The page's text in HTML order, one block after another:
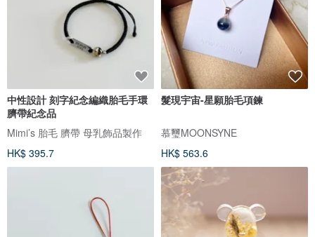
中性設計 刻字紀念編織胎毛手環
臍帶紀念品
Mimi’s 胎毛 臍帶 母乳飾品製作
HK$ 395.7
髮現宇宙-星願胎毛項鍊
慕璽MOONSYNE
HK$ 563.6